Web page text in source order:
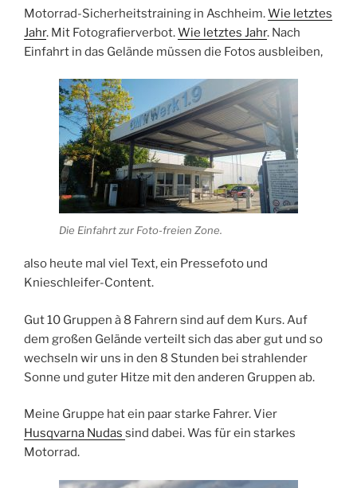
Motorrad-Sicherheitstraining in Aschheim.Wie letztes
Jahr. Mit Fotografierverbot.Wie letztes Jahr. Nach
Einfahrt in das Gelände müssen die Fotos ausbleiben,
Die Einfahrt zur Foto-freien Zone.
also heute mal viel Text, ein Pressefoto und
Knieschleifer-Content.
Gut 10 Gruppen à 8 Fahrern sind auf dem Kurs. Auf
dem großen Gelände verteilt sich das aber gut und so
wechseln wir uns in den 8 Stunden bei strahlender
Sonne und guter Hitze mit den anderen Gruppen ab.
Meine Gruppe hat ein paar starke Fahrer. Vier
Husqvarna Nudas sind dabei. Was für ein starkes
Motorrad.